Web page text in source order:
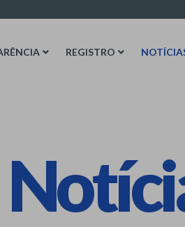
REGISTRO